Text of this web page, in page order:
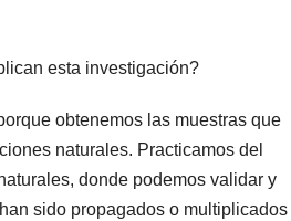
esta investigación?
obtenemos las muestras que
naturales. Practicamos del
donde podemos validar y
sido propagados o multiplicados